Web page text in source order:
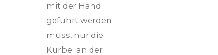
mit der Hand
geführt werden
muss, nur die
Kurbel an der